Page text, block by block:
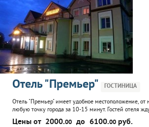
Отель "Премьер" ГОСТИНИЦА
Отель "Премьер" имеет удобное местоположение, от
любую точку города за 10-15 минут. Гостей отеля
комфортабельные номера и круглосуточное
Цены от 2000.00 до 6100.00 руб.